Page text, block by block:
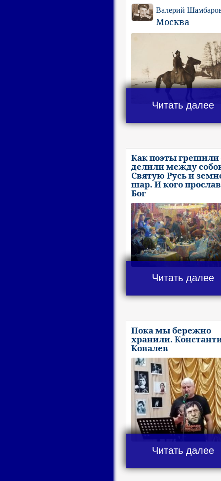
Валерий
Москва
Читать далее
Как поэты грешили
делили между
Святую Русь и
шар. И кого
Бог
Читать далее
Пока мы бережно
хранили.
Ковалев
Читать далее